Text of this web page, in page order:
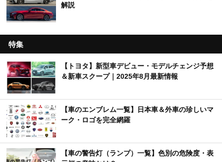
解説
特集
【トヨタ】新型車デビュー・モデルチェンジ予想
＆新車スクープ｜2025年8月最新情報
【車のエンブレム一覧】日本車＆外車の珍しいマ
ーク・ロゴを完全網羅
【車の警告灯（ランプ）一覧】色別の危険度・表